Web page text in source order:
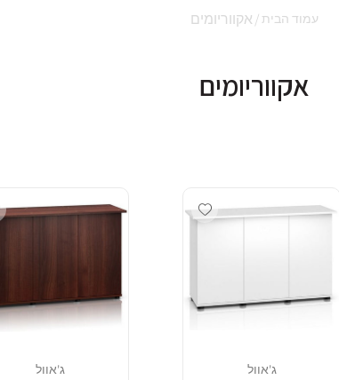
עמוד הבית אקווריומים
אקווריומים
Add wishlist
ג'אוול ג'אוול